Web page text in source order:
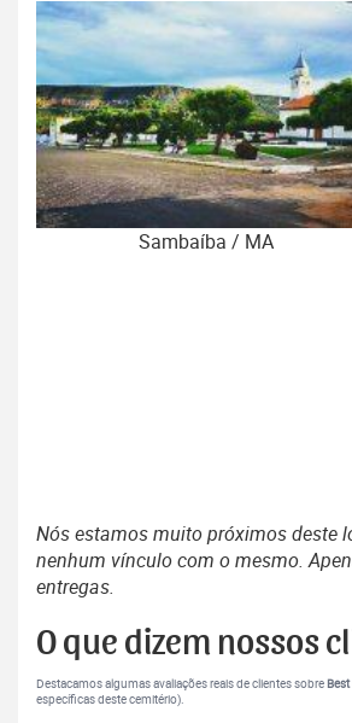
Sambaíba / MA
Nós estamos muito próximos deste
nenhum vínculo com o mesmo.
entregas.
O que dizem nossos
Destacamos algumas avaliações reais de clientes sobre
específicas deste cemitério).